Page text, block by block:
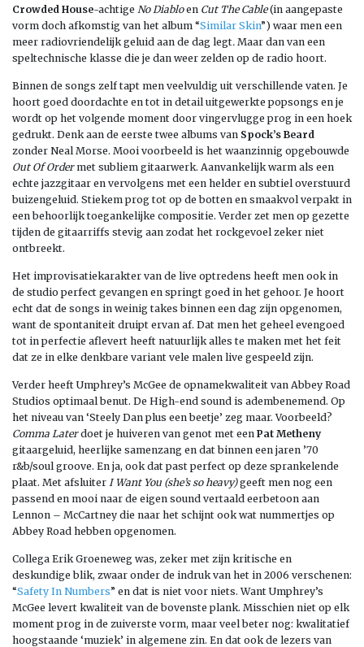
Crowded House-achtige No Diabloen Cut The Cable(in aangepaste
vorm doch afkomstig van het album “Similar Skin”) waar men een
meer radiovriendelijk geluid aan de dag legt. Maar dan van een
speltechnische klasse die je dan weer zelden op de radio hoort.
Binnen de songs zelf tapt men veelvuldig uit verschillende vaten. Je
hoort goed doordachte en tot in detail uitgewerkte popsongs en je
wordt op het volgende moment door vingervlugge prog in een hoek
gedrukt. Denk aan de eerste twee albums van Spock’s Beard
zonder Neal Morse. Mooi voorbeeld is het waanzinnig opgebouwde
Out Of Ordermet subliem gitaarwerk. Aanvankelijk warm als een
echte jazzgitaar en vervolgens met een helder en subtiel overstuurd
buizengeluid. Stiekem prog tot op de botten en smaakvol verpakt in
een behoorlijk toegankelijke compositie. Verder zet men op gezette
tijden de gitaarriffs stevig aan zodat het rockgevoel zeker niet
ontbreekt.
Het improvisatiekarakter van de live optredens heeft men ook in
de studio perfect gevangen en springt goed in het gehoor. Je hoort
echt dat de songs in weinig takes binnen een dag zijn opgenomen,
want de spontaniteit druipt ervan af. Dat men het geheel evengoed
tot in perfectie aflevert heeft natuurlijk alles te maken met het feit
dat ze in elke denkbare variant vele malen live gespeeld zijn.
Verder heeft Umphrey’s McGee de opnamekwaliteit van Abbey Road
Studios optimaal benut. De High-end sound is adembenemend. Op
het niveau van ‘Steely Dan plus een beetje’ zeg maar. Voorbeeld?
Comma Laterdoet je huiveren van genot met een Pat Metheny
gitaargeluid, heerlijke samenzang en dat binnen een jaren ’70
r&b/soul groove. En ja, ook dat past perfect op deze sprankelende
plaat. Met afsluiter I Want You (she’s so heavy)geeft men nog een
passend en mooi naar de eigen sound vertaald eerbetoon aan
Lennon – McCartney die naar het schijnt ook wat nummertjes op
Abbey Road hebben opgenomen.
Collega Erik Groeneweg was, zeker met zijn kritische en
deskundige blik, zwaar onder de indruk van het in 2006 verschenen:
“Safety In Numbers” en dat is niet voor niets. Want Umphrey’s
McGee levert kwaliteit van de bovenste plank. Misschien niet op elk
moment prog in de zuiverste vorm, maar veel beter nog: kwalitatief
hoogstaande ‘muziek’ in algemene zin. En dat ook de lezers van